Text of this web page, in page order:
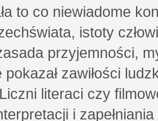
to co niewiadome
istoty
przyjemności,
pokazał zawiłości
literaci czy
i